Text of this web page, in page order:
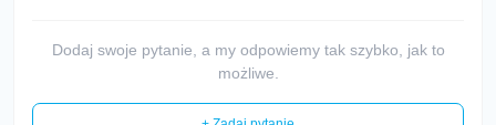
Dodaj swoje pytanie, a my odpowiemy tak szybko, jak to
możliwe.